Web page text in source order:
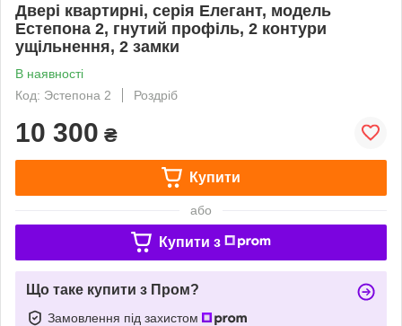
Двері квартирні, серія Елегант, модель
Естепона 2, гнутий профіль, 2 контури
ущільнення, 2 замки
В наявності
Код: Эстепона 2
Роздріб
10 300 ₴
Купити
або
Купити з
Що таке купити з Пром?
Замовлення під захистом